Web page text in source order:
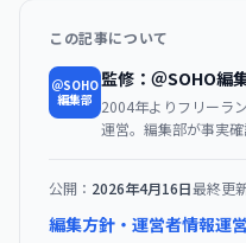
この記事について
＠SOHO
編集部
監修：＠SOHO編
2004年よりフリーラ
運営。編集部が事実確
公開： 2026年4月16日最終更
編集方針・運営者情報運